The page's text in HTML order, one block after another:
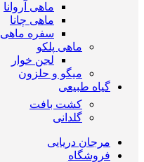
ماهی آروانا
ماهی چانا
سفره ماهی
ماهی پلکو
لجن خوار
میگو و حلزون
گیاه طبیعی
کشت بافت
گلدانی
مرجان دریایی
فروشگاه